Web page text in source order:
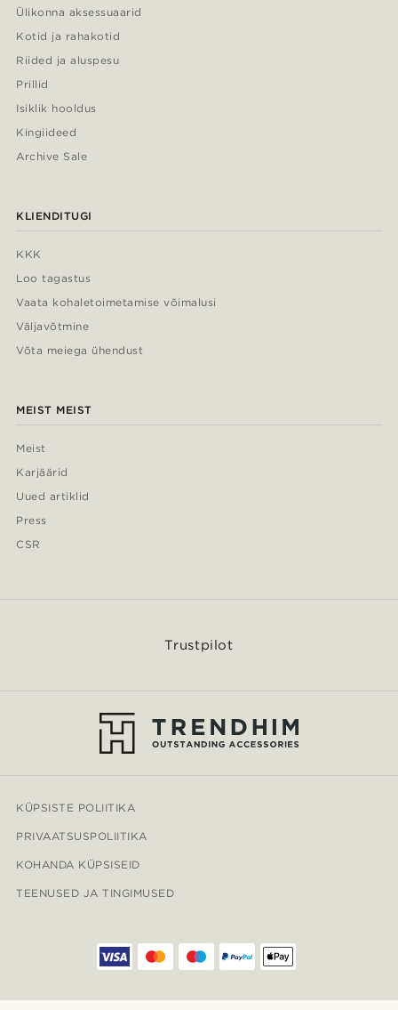
Ülikonna aksessuaarid
Kotid ja rahakotid
Riided ja aluspesu
Prillid
Isiklik hooldus
Kingiideed
Archive Sale
KLIENDITUGI
KKK
Loo tagastus
Vaata kohaletoimetamise võimalusi
Väljavõtmine
Võta meiega ühendust
MEIST MEIST
Meist
Karjäärid
Uued artiklid
Press
CSR
Trustpilot
KÜPSISTE POLIITIKA
PRIVAATSUSPOLIITIKA
KOHANDA KÜPSISEID
TEENUSED JA TINGIMUSED